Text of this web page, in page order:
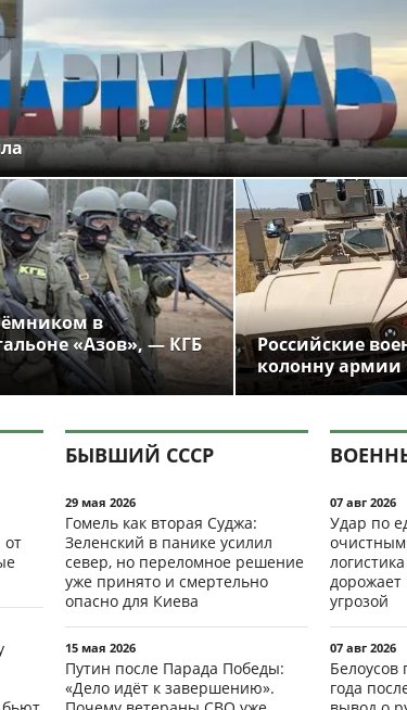
в
«Азов», — КГБ
Российские
колонну
от
БЫВШИЙ СССР
29 мая 2026
Гомель как вторая Суджа:
Зеленский в панике усилил
север, но переломное решение
уже принято и смертельно
опасно для Киева
15 мая 2026
Путин после Парада Победы:
«Дело идёт к завершению».
07 авг 2026
Удар по
очистным
дорожает
угрозой
07 авг 2026
Белоусов
года